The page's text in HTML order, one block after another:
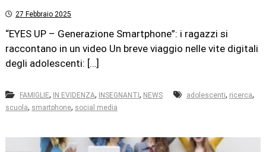
27 Febbraio 2025
“EYES UP – Generazione Smartphone”: i ragazzi si
raccontano in un video Un breve viaggio nelle vite digitali
degli adolescenti: […]
FAMIGLIE, IN EVIDENZA, INSEGNANTI, NEWS adolescenti, ricerca,
scuola, smartphone, social media